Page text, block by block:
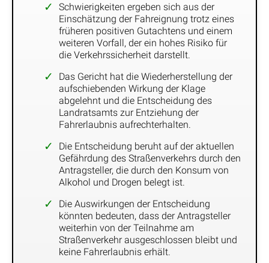
Schwierigkeiten ergeben sich aus der
Einschätzung der Fahreignung trotz eines
früheren positiven Gutachtens und einem
weiteren Vorfall, der ein hohes Risiko für
die Verkehrssicherheit darstellt.
Das Gericht hat die Wiederherstellung der
aufschiebenden Wirkung der Klage
abgelehnt und die Entscheidung des
Landratsamts zur Entziehung der
Fahrerlaubnis aufrechterhalten.
Die Entscheidung beruht auf der aktuellen
Gefährdung des Straßenverkehrs durch den
Antragsteller, die durch den Konsum von
Alkohol und Drogen belegt ist.
Die Auswirkungen der Entscheidung
könnten bedeuten, dass der Antragsteller
weiterhin von der Teilnahme am
Straßenverkehr ausgeschlossen bleibt und
keine Fahrerlaubnis erhält.